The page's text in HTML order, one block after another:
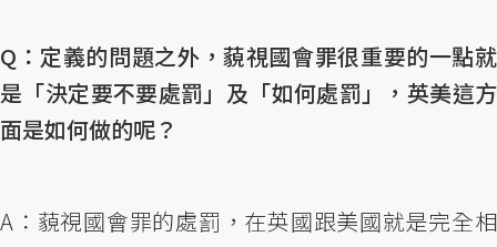
Q：定義的問題之外，藐視國會罪很重要的一點就
是「決定要不要處罰」及「如何處罰」，英美這方
面是如何做的呢？
A：藐視國會罪的處罰，在英國跟美國就是完全相